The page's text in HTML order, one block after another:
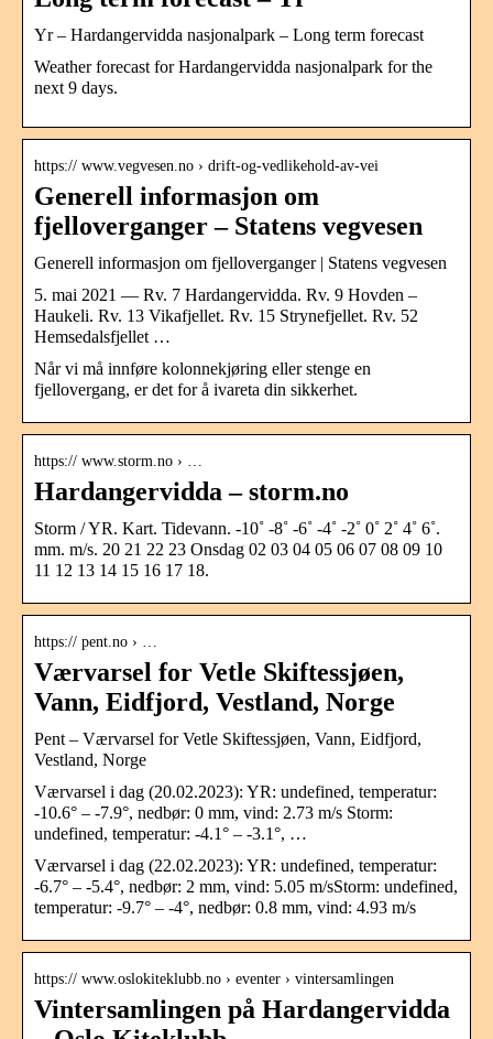
Yr – Hardangervidda nasjonalpark – Long term forecast
Weather forecast for Hardangervidda nasjonalpark for the
next 9 days.
https:// www.vegvesen.no › drift-og-vedlikehold-av-vei
Generell informasjon om
fjelloverganger – Statens vegvesen
Generell informasjon om fjelloverganger | Statens vegvesen
5. mai 2021 — Rv. 7 Hardangervidda. Rv. 9 Hovden –
Haukeli. Rv. 13 Vikafjellet. Rv. 15 Strynefjellet. Rv. 52
Hemsedalsfjellet …
Når vi må innføre kolonnekjøring eller stenge en
fjellovergang, er det for å ivareta din sikkerhet.
https:// www.storm.no › …
Hardangervidda – storm.no
Storm / YR. Kart. Tidevann. -10˚ -8˚ -6˚ -4˚ -2˚ 0˚ 2˚ 4˚ 6˚.
mm. m/s. 20 21 22 23 Onsdag 02 03 04 05 06 07 08 09 10
11 12 13 14 15 16 17 18.
https:// pent.no › …
Værvarsel for Vetle Skiftessjøen,
Vann, Eidfjord, Vestland, Norge
Pent – Værvarsel for Vetle Skiftessjøen, Vann, Eidfjord,
Vestland, Norge
Værvarsel i dag (20.02.2023): YR: undefined, temperatur:
-10.6° – -7.9°, nedbør: 0 mm, vind: 2.73 m/s Storm:
undefined, temperatur: -4.1° – -3.1°, …
Værvarsel i dag (22.02.2023): YR: undefined, temperatur:
-6.7° – -5.4°, nedbør: 2 mm, vind: 5.05 m/sStorm: undefined,
temperatur: -9.7° – -4°, nedbør: 0.8 mm, vind: 4.93 m/s
https:// www.oslokiteklubb.no › eventer › vintersamlingen
Vintersamlingen på Hardangervidda